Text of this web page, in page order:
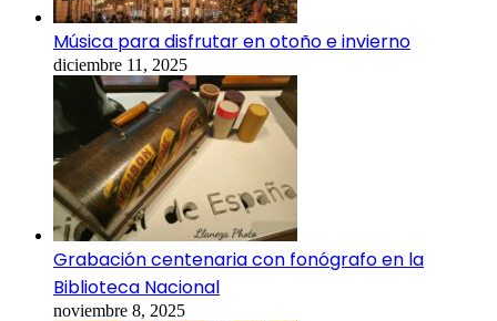
Música para disfrutar en otoño e invierno
diciembre 11, 2025
Grabación centenaria con fonógrafo en la
Biblioteca Nacional
noviembre 8, 2025